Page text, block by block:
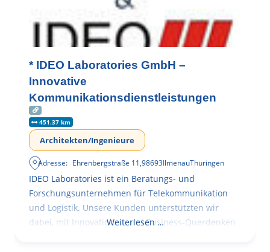
* IDEO Laboratories GmbH –
Innovative
Kommunikationsdienstleistungen
451.37 km
Architekten/Ingenieure
Adresse: Ehrenbergstraße 11,98693IlmenauThüringen
IDEO Laboratories ist ein Beratungs- und
Forschungsunternehmen für Telekommunikation
und Logistik. Unsere Kunden unterstützten wir
dabei, mit Innovationen und Business-Querdenken
Weiterlesen …